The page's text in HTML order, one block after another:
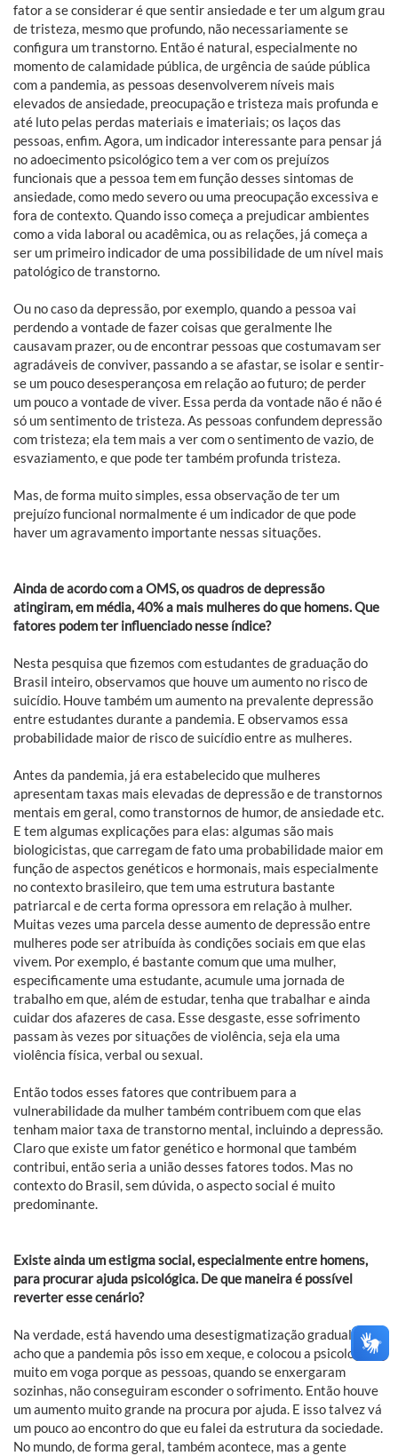
fator a se considerar é que sentir ansiedade e ter um algum grau
de tristeza, mesmo que profundo, não necessariamente se
configura um transtorno. Então é natural, especialmente no
momento de calamidade pública, de urgência de saúde pública
com a pandemia, as pessoas desenvolverem níveis mais
elevados de ansiedade, preocupação e tristeza mais profunda e
até luto pelas perdas materiais e imateriais; os laços das
pessoas, enfim. Agora, um indicador interessante para pensar já
no adoecimento psicológico tem a ver com os prejuízos
funcionais que a pessoa tem em função desses sintomas de
ansiedade, como medo severo ou uma preocupação excessiva e
fora de contexto. Quando isso começa a prejudicar ambientes
como a vida laboral ou acadêmica, ou as relações, já começa a
ser um primeiro indicador de uma possibilidade de um nível mais
patológico de transtorno.
Ou no caso da depressão, por exemplo, quando a pessoa vai
perdendo a vontade de fazer coisas que geralmente lhe
causavam prazer, ou de encontrar pessoas que costumavam ser
agradáveis de conviver, passando a se afastar, se isolar e sentir-
se um pouco desesperançosa em relação ao futuro; de perder
um pouco a vontade de viver. Essa perda da vontade não é não é
só um sentimento de tristeza. As pessoas confundem depressão
com tristeza; ela tem mais a ver com o sentimento de vazio, de
esvaziamento, e que pode ter também profunda tristeza.
Mas, de forma muito simples, essa observação de ter um
prejuízo funcional normalmente é um indicador de que pode
haver um agravamento importante nessas situações.
Ainda de acordo com a OMS, os quadros de depressão
atingiram, em média, 40% a mais mulheres do que homens. Que
fatores podem ter influenciado nesse índice?
Nesta pesquisa que fizemos com estudantes de graduação do
Brasil inteiro, observamos que houve um aumento no risco de
suicídio. Houve também um aumento na prevalente depressão
entre estudantes durante a pandemia. E observamos essa
probabilidade maior de risco de suicídio entre as mulheres.
Antes da pandemia, já era estabelecido que mulheres
apresentam taxas mais elevadas de depressão e de transtornos
mentais em geral, como transtornos de humor, de ansiedade etc.
E tem algumas explicações para elas: algumas são mais
biologicistas, que carregam de fato uma probabilidade maior em
função de aspectos genéticos e hormonais, mais especialmente
no contexto brasileiro, que tem uma estrutura bastante
patriarcal e de certa forma opressora em relação à mulher.
Muitas vezes uma parcela desse aumento de depressão entre
mulheres pode ser atribuída às condições sociais em que elas
vivem. Por exemplo, é bastante comum que uma mulher,
especificamente uma estudante, acumule uma jornada de
trabalho em que, além de estudar, tenha que trabalhar e ainda
cuidar dos afazeres de casa. Esse desgaste, esse sofrimento
passam às vezes por situações de violência, seja ela uma
violência física, verbal ou sexual.
Então todos esses fatores que contribuem para a
vulnerabilidade da mulher também contribuem com que elas
tenham maior taxa de transtorno mental, incluindo a depressão.
Claro que existe um fator genético e hormonal que também
contribui, então seria a união desses fatores todos. Mas no
contexto do Brasil, sem dúvida, o aspecto social é muito
predominante.
Existe ainda um estigma social, especialmente entre homens,
para procurar ajuda psicológica. De que maneira é possível
reverter esse cenário?
Na verdade, está havendo uma desestigmatização gradual. E
acho que a pandemia pôs isso em xeque, e colocou a psicologia
muito em voga porque as pessoas, quando se enxergaram
sozinhas, não conseguiram esconder o sofrimento. Então houve
um aumento muito grande na procura por ajuda. E isso talvez vá
um pouco ao encontro do que eu falei da estrutura da sociedade.
No mundo, de forma geral, também acontece, mas a gente